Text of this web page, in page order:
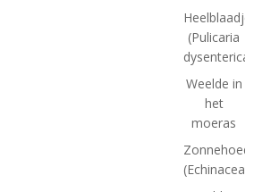
(Pulicaria
dysenterica)
Weelde in
het
moeras
Zonnehoed
(Echinacea)